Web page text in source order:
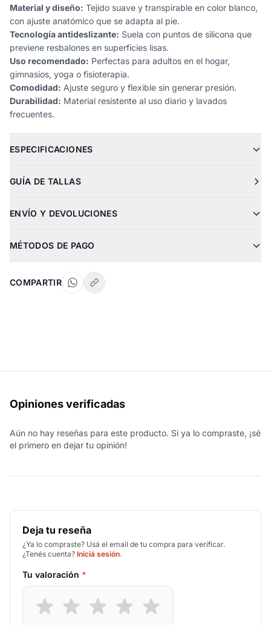
Material y diseño: Tejido suave y transpirable en color blanco,
con ajuste anatómico que se adapta al pie.
Tecnología antideslizante: Suela con puntos de silicona que
previene resbalones en superficies lisas.
Uso recomendado: Perfectas para adultos en el hogar,
gimnasios, yoga o fisioterapia.
Comodidad: Ajuste seguro y flexible sin generar presión.
Durabilidad: Material resistente al uso diario y lavados
frecuentes.
ESPECIFICACIONES
GUÍA DE TALLAS
ENVÍO Y DEVOLUCIONES
MÉTODOS DE PAGO
COMPARTIR
Opiniones verificadas
Aún no hay reseñas para este producto. Si ya lo compraste, ¡sé
el primero en dejar tu opinión!
Deja tu reseña
¿Ya lo compraste? Usá el email de tu compra para verificar.
¿Tenés cuenta? Iniciá sesión.
Tu valoración *